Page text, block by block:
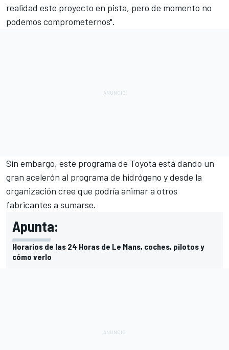
realidad este proyecto en pista, pero de momento no
podemos comprometernos".
Sin embargo, este programa de Toyota está dando un
gran acelerón al programa de hidrógeno y desde la
organización cree que podría animar a otros
fabricantes a sumarse.
Apunta:
Horarios de las 24 Horas de Le Mans, coches, pilotos y
cómo verlo